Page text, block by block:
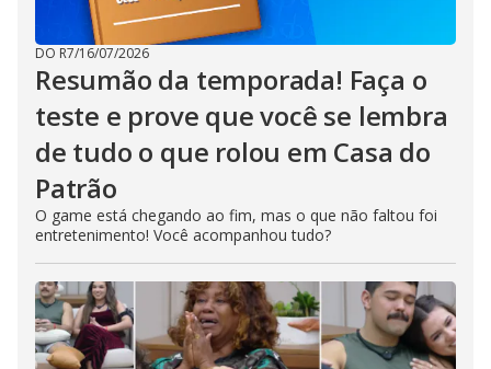
DO R7/16/07/2026
Resumão da temporada! Faça o
teste e prove que você se lembra
de tudo o que rolou em Casa do
Patrão
O game está chegando ao fim, mas o que não faltou foi
entretenimento! Você acompanhou tudo?